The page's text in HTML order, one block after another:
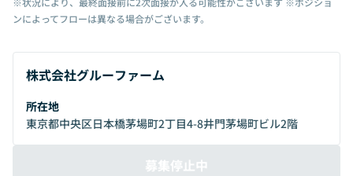
ンによってフローは異なる場合がございます。
株式会社グルーファーム
所在地
東京都中央区日本橋茅場町2丁目4-8井門茅場町ビル2階
募集停止中